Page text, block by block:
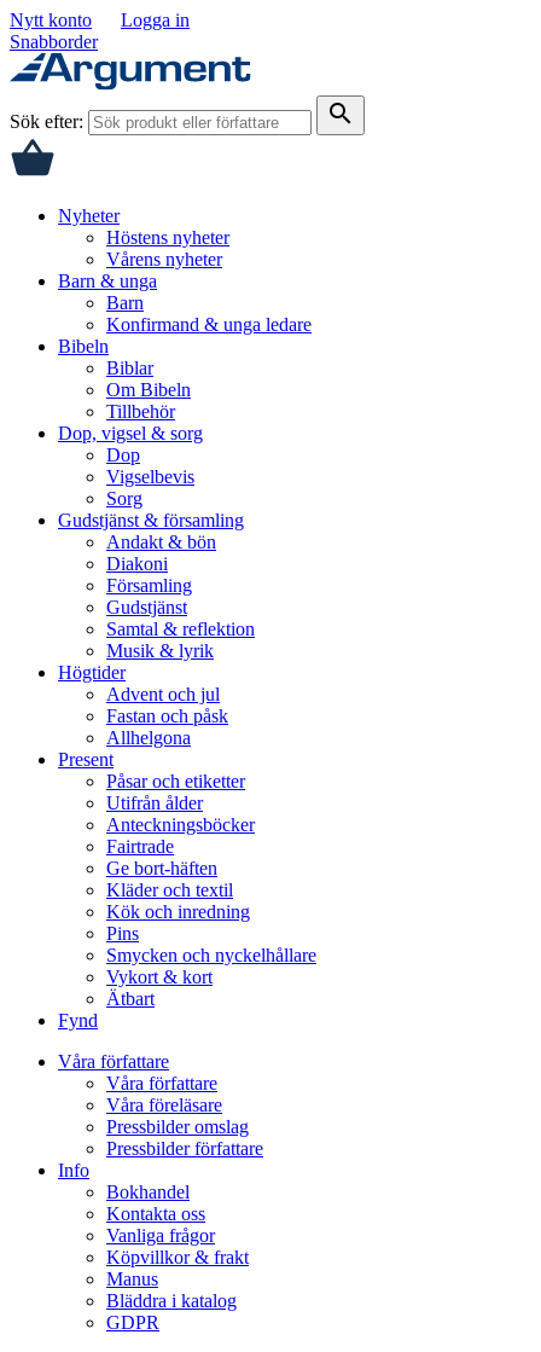
Nytt konto
Logga in
Snabborder
Sök efter: search
Nyheter
Höstens nyheter
Vårens nyheter
Barn & unga
Barn
Konfirmand & unga ledare
Bibeln
Biblar
Om Bibeln
Tillbehör
Dop, vigsel & sorg
Dop
Vigselbevis
Sorg
Gudstjänst & församling
Andakt & bön
Diakoni
Församling
Gudstjänst
Samtal & reflektion
Musik & lyrik
Högtider
Advent och jul
Fastan och påsk
Allhelgona
Present
Påsar och etiketter
Utifrån ålder
Anteckningsböcker
Fairtrade
Ge bort-häften
Kläder och textil
Kök och inredning
Pins
Smycken och nyckelhållare
Vykort & kort
Ätbart
Fynd
Våra författare
Våra författare
Våra föreläsare
Pressbilder omslag
Pressbilder författare
Info
Bokhandel
Kontakta oss
Vanliga frågor
Köpvillkor & frakt
Manus
Bläddra i katalog
GDPR